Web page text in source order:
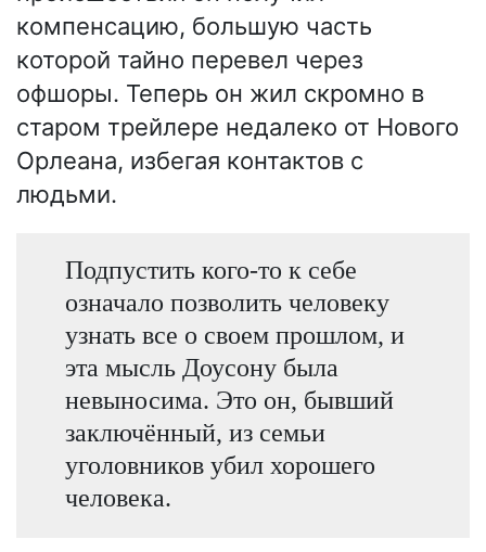
компенсацию, большую часть
которой тайно перевел через
офшоры. Теперь он жил скромно в
старом трейлере недалеко от Нового
Орлеана, избегая контактов с
людьми.
Подпустить кого-то к себе
означало позволить человеку
узнать все о своем прошлом, и
эта мысль Доусону была
невыносима. Это он, бывший
заключённый, из семьи
уголовников убил хорошего
человека.